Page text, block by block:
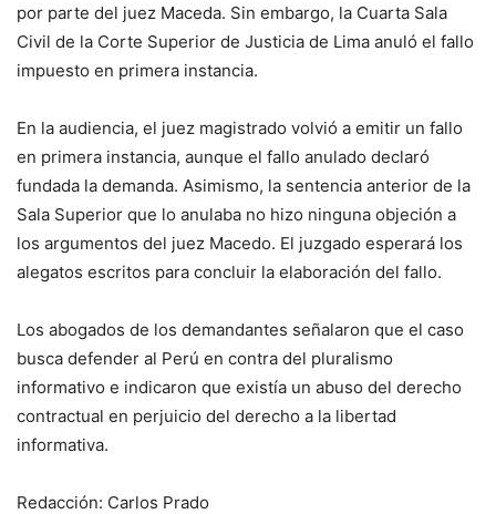
por parte del juez Maceda. Sin embargo, la Cuarta Sala
Civil de la Corte Superior de Justicia de Lima anuló el fallo
impuesto en primera instancia.
En la audiencia, el juez magistrado volvió a emitir un fallo
en primera instancia, aunque el fallo anulado declaró
fundada la demanda. Asimismo, la sentencia anterior de la
Sala Superior que lo anulaba no hizo ninguna objeción a
los argumentos del juez Macedo. El juzgado esperará los
alegatos escritos para concluir la elaboración del fallo.
Los abogados de los demandantes señalaron que el caso
busca defender al Perú en contra del pluralismo
informativo e indicaron que existía un abuso del derecho
contractual en perjuicio del derecho a la libertad
informativa.
Redacción: Carlos Prado